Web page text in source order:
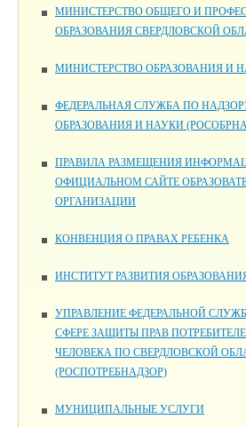
МИНИСТЕРСТВО ОБЩЕГО И
ОБРАЗОВАНИЯ СВЕРДЛОВСКОЙ
МИНИСТЕРСТВО ОБРАЗОВАНИЯ И
ФЕДЕРАЛЬНАЯ СЛУЖБА ПО
ОБРАЗОВАНИЯ И НАУКИ
ПРАВИЛА РАЗМЕЩЕНИЯ
ОФИЦИАЛЬНОМ САЙТЕ
ОРГАНИЗАЦИИ
КОНВЕНЦИЯ О ПРАВАХ РЕБЕНКА
ИНСТИТУТ РАЗВИТИЯ
УПРАВЛЕНИЕ ФЕДЕРАЛЬНОЙ
СФЕРЕ ЗАЩИТЫ ПРАВ
ЧЕЛОВЕКА ПО СВЕРДЛОВСКОЙ
(РОСПОТРЕБНАДЗОР)
МУНИЦИПАЛЬНЫЕ УСЛУГИ